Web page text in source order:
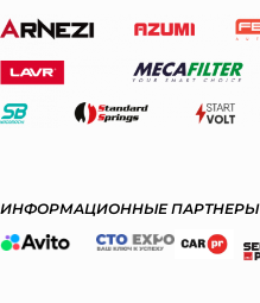
ИНФОРМАЦИОННЫЕ ПАРТНЕРЫ